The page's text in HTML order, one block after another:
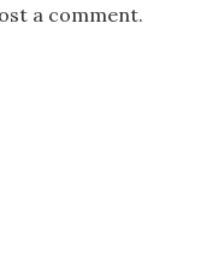
a comment.